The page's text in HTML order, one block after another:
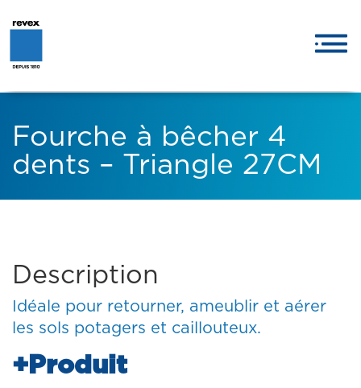
Fourche à bêcher 4
dents – Triangle 27CM
Description
Idéale pour retourner, ameublir et aérer
les sols potagers et caillouteux.
+Produit